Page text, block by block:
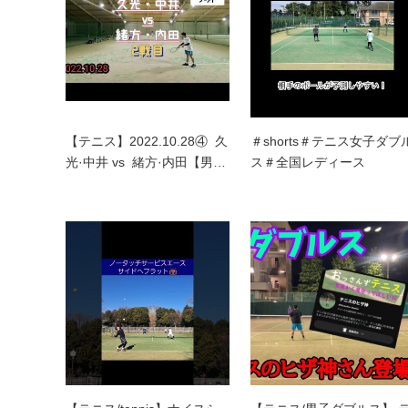
【テニス】2022.10.28④ 久
光·中井 vs 緒方·内田【男…
＃shorts＃テニス女子ダブ
ス＃全国レディース